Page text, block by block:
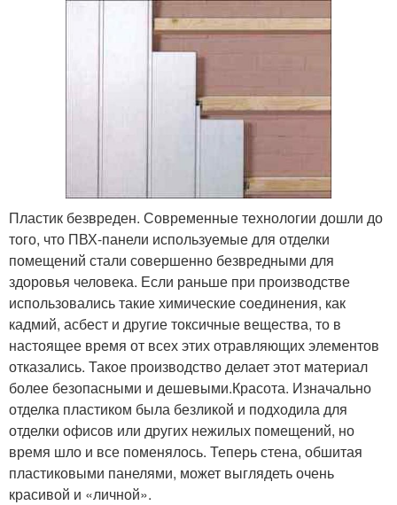
Пластик безвреден. Современные технологии дошли до
того, что ПВХ-панели используемые для отделки
помещений стали совершенно безвредными для
здоровья человека. Если раньше при производстве
использовались такие химические соединения, как
кадмий, асбест и другие токсичные вещества, то в
настоящее время от всех этих отравляющих элементов
отказались. Такое производство делает этот материал
более безопасными и дешевыми.Красота. Изначально
отделка пластиком была безликой и подходила для
отделки офисов или других нежилых помещений, но
время шло и все поменялось. Теперь стена, обшитая
пластиковыми панелями, может выглядеть очень
красивой и «личной».